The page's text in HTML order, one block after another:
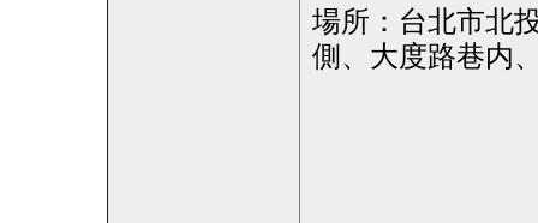
場所：台北市北
側、大度路巷内